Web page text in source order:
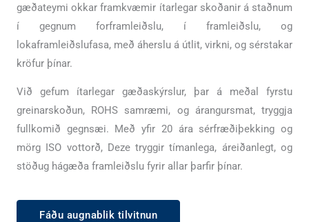
gæðateymi okkar framkvæmir ítarlegar skoðanir á staðnum
í gegnum forframleiðslu, í framleiðslu, og
lokaframleiðslufasa, með áherslu á útlit, virkni, og sérstakar
kröfur þínar.
Við gefum ítarlegar gæðaskýrslur, þar á meðal fyrstu
greinarskoðun, ROHS samræmi, og árangursmat, tryggja
fullkomið gegnsæi. Með yfir 20 ára sérfræðiþekking og
mörg ISO vottorð, Deze tryggir tímanlega, áreiðanlegt, og
stöðug hágæða framleiðslu fyrir allar þarfir þínar.
Fáðu augnablik tilvitnun